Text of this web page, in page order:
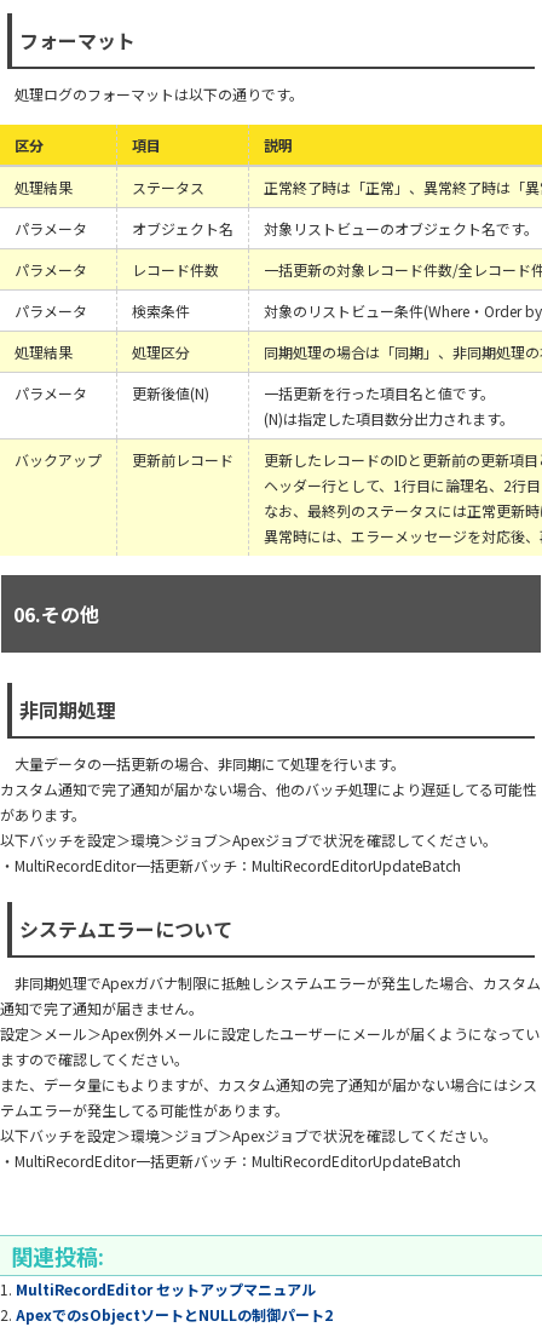
フォーマット
処理ログのフォーマットは以下の通りです。
区分 項目 説明
処理結果 ステータス
正常終了時は「正常」、異常終了時は「
パラメータ
オブジェクト名
対象リストビューのオブジェクト名です。
パラメータ
レコード件数
一括更新の対象レコード件数/全レコード
パラメータ
検索条件
対象のリストビュー条件(Where・Order
処理結果
処理区分
同期処理の場合は「同期」、非同期処理
パラメータ
更新後値(N)
一括更新を行った項目名と値です。
(N)は指定した項目数分出力されます。
バックアップ
更新前レコード
更新したレコードのIDと更新前の更新項
ヘッダー行として、1行目に論理名、2行
なお、最終列のステータスには正常更新
異常時には、エラーメッセージを対応後
06.その他
非同期処理
大量データの一括更新の場合、非同期にて処理を行います。
カスタム通知で完了通知が届かない場合、他のバッチ処理により遅延してる可能性
があります。
以下バッチを設定＞環境＞ジョブ＞Apexジョブで状況を確認してください。
・MultiRecordEditor一括更新バッチ：MultiRecordEditorUpdateBatch
システムエラーについて
非同期処理でApexガバナ制限に抵触しシステムエラーが発生した場合、カスタム
通知で完了通知が届きません。
設定＞メール＞Apex例外メールに設定したユーザーにメールが届くようになってい
ますので確認してください。
また、データ量にもよりますが、カスタム通知の完了通知が届かない場合にはシス
テムエラーが発生してる可能性があります。
以下バッチを設定＞環境＞ジョブ＞Apexジョブで状況を確認してください。
・MultiRecordEditor一括更新バッチ：MultiRecordEditorUpdateBatch
関連投稿:
MultiRecordEditor セットアップマニュアル
ApexでのsObjectソートとNULLの制御パート2